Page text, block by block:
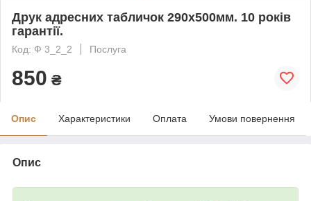
Друк адресних табличок 290х500мм. 10 років
гарантії.
Код: Ф 3_2_2 Послуга
850 ₴
Опис Характеристики Оплата Умови повернення
Опис